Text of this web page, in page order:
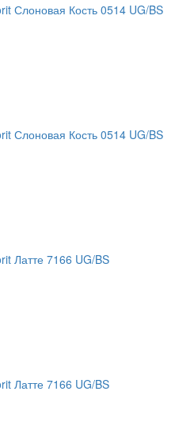
Слоновая Кость 0514 UG/BS
Слоновая Кость 0514 UG/BS
Латте 7166 UG/BS
Латте 7166 UG/BS